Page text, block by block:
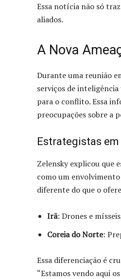
Essa notícia não só
aliados.
A Nova
Durante uma reunião
serviços de
para o conflito. Essa
preocupações sobre a
Estrategistas
Zelensky explicou que
como um
diferente do que o
Irã: Drones e
Coreia do Norte:
Essa diferenciação é
“Estamos vendo aqui